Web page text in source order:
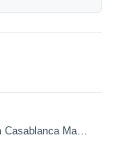
Mapei